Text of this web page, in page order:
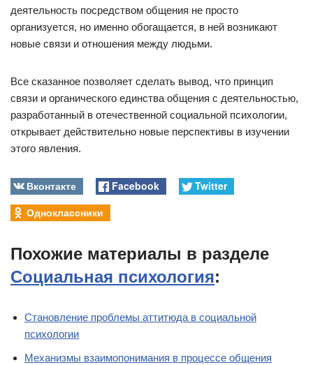
деятельность посредством общения не просто
организуется, но именно обогащается, в ней возникают
новые связи и отношения между людьми.
Все сказанное позволяет сделать вывод, что принцип
связи и органического единства общения с деятельностью,
разработанный в отечественной социальной психологии,
открывает действительно новые перспективы в изучении
этого явления.
Вконтакте Facebook
Twitter
Одноклассники
Похожие материалы в разделе
Социальная психология:
Становление проблемы аттитюда в социальной
психологии
Механизмы взаимопонимания в процессе общения